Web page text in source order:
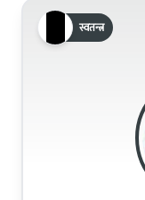
स्वतन्त्र